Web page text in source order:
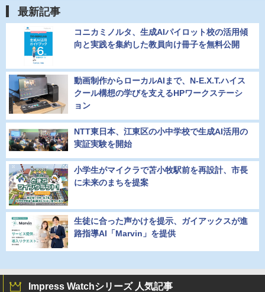
最新記事
コニカミノルタ、生成AIパイロット校の活用傾
向と実践を集約した教員向け冊子を無料公開
動画制作からローカルAIまで、N-E.X.T.ハイス
クール構想の学びを支えるHPワークステーシ
ョン
NTT東日本、江東区の小中学校で生成AI活用の
実証実験を開始
小学生がマイクラで苫小牧駅前を再設計、市長
に未来のまちを提案
生徒に合った声かけを提示、ガイアックスが進
路指導AI「Marvin」を提供
Impress Watchシリーズ 人気記事